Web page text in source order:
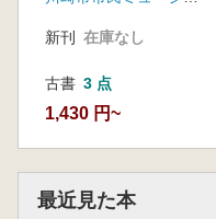
新刊 在庫なし
古書 3 点
1,430 円~
最近見た本